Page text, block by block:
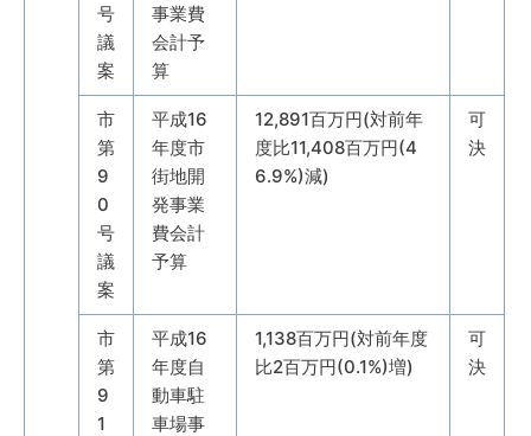
号
議
案
事業費
会計予
算
市
第
9
0
号
議
案
平成16
年度市
街地開
発事業
費会計
予算
12,891百万円(対前年
度比11,408百万円(4
6.9%)減)
可
決
市
第
9
1
平成16
年度自
動車駐
車場事
1,138百万円(対前年度
比2百万円(0.1%)増)
可
決